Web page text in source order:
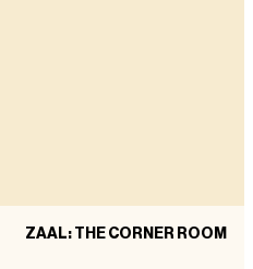
ZAAL: THE CORNER ROOM